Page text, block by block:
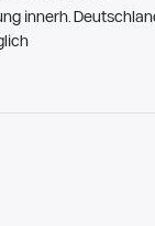
innerh.